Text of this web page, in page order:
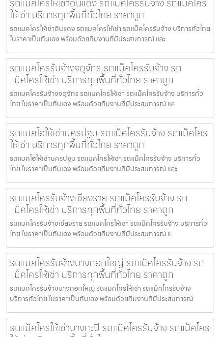
รถแมคโครให้เช่าดินแดง รถแม็คโครรับจ้าง รถแม็คโคร
ให้เช่า บริการทุกพื้นที่ทั่วไทย ราคาถูก
รถแมคโครให้เช่าดินแดง รถแมคโครให้เช่า รถแม็คโครรับจ้าง บริการทั่วไทย
ในราคาเป็นกันเอง พร้อมด้วยทีมงานที่มีประสบการณ์ และ
รถแมคโครรับจ้างจตุจักร รถแม็คโครรับจ้าง รถ
แม็คโครให้เช่า บริการทุกพื้นที่ทั่วไทย ราคาถูก
รถแมคโครรับจ้างจตุจักร รถแมคโครให้เช่า รถแม็คโครรับจ้าง บริการทั่ว
ไทย ในราคาเป็นกันเอง พร้อมด้วยทีมงานที่มีประสบการณ์ แล
รถแบคโฮให้เช่านครปฐม รถแม็คโครรับจ้าง รถแม็คโคร
ให้เช่า บริการทุกพื้นที่ทั่วไทย ราคาถูก
รถแบคโฮให้เช่านครปฐม รถแมคโครให้เช่า รถแม็คโครรับจ้าง บริการทั่ว
ไทย ในราคาเป็นกันเอง พร้อมด้วยทีมงานที่มีประสบการณ์ และ
รถแมคโครรับจ้างเชียงราย รถแม็คโครรับจ้าง รถ
แม็คโครให้เช่า บริการทุกพื้นที่ทั่วไทย ราคาถูก
รถแมคโครรับจ้างเชียงราย รถแมคโครให้เช่า รถแม็คโครรับจ้าง บริการทั่ว
ไทย ในราคาเป็นกันเอง พร้อมด้วยทีมงานที่มีประสบการณ์ แ
รถแมคโครรับจ้างบางกอกใหญ่ รถแม็คโครรับจ้าง รถ
แม็คโครให้เช่า บริการทุกพื้นที่ทั่วไทย ราคาถูก
รถแมคโครรับจ้างบางกอกใหญ่ รถแมคโครให้เช่า รถแม็คโครรับจ้าง
บริการทั่วไทย ในราคาเป็นกันเอง พร้อมด้วยทีมงานที่มีประสบการณ์
รถแม็คโครให้เช่าบางกะปิ รถแม็คโครรับจ้าง รถแม็คโคร